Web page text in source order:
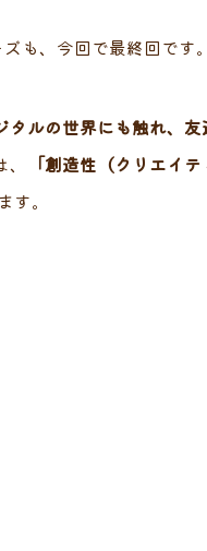
も、今回で最終回です。
ルの世界にも触れ、
「創造性（クリエイ
。